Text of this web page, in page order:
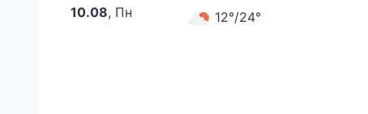
10.08, Пн 12°/24°